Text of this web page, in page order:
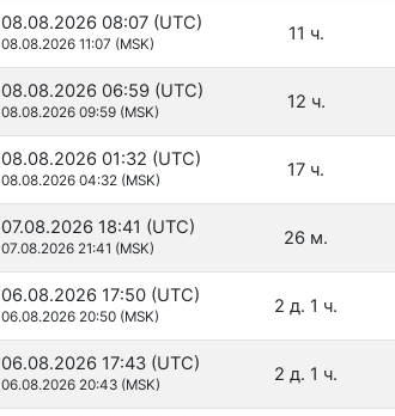
08.08.2026 08:07 (UTC)
08.08.2026 11:07 (MSK) 11 ч.
08.08.2026 06:59 (UTC)
08.08.2026 09:59 (MSK) 12 ч.
08.08.2026 01:32 (UTC)
08.08.2026 04:32 (MSK) 17 ч.
07.08.2026 18:41 (UTC)
07.08.2026 21:41 (MSK) 26 м.
06.08.2026 17:50 (UTC)
06.08.2026 20:50 (MSK) 2 д. 1 ч.
06.08.2026 17:43 (UTC)
06.08.2026 20:43 (MSK) 2 д. 1 ч.